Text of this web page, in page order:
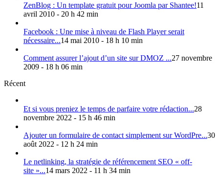
ZenBlog : Un template gratuit pour Joomla par Shantee!11
avril 2010 - 20 h 42 min
Facebook : Une mise à niveau de Flash Player serait
nécessaire...14 mai 2010 - 18 h 10 min
Comment assurer l’ajout d’un site sur DMOZ ...27 novembre
2009 - 18 h 06 min
Récent
Et si vous preniez le temps de parfaire votre rédaction...28
novembre 2022 - 15 h 46 min
Ajouter un formulaire de contact simplement sur WordPre...30
août 2022 - 12 h 24 min
Le netlinking, la stratégie de référencement SEO « off-
site »...14 mars 2022 - 11 h 34 min